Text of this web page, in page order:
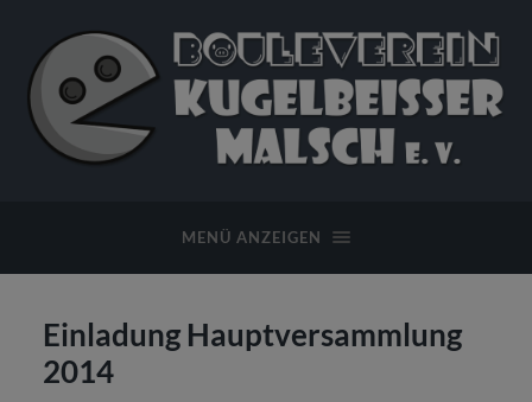
MENÜ ANZEIGEN
Einladung Hauptversammlung
2014